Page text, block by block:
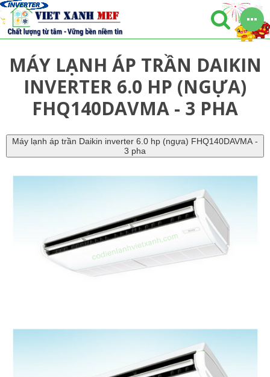
MÁY LẠNH ÁP TRẦN DAIKIN
INVERTER 6.0 HP (NGỰA)
FHQ140DAVMA - 3 PHA
Máy lạnh áp trần Daikin inverter 6.0 hp (ngựa) FHQ140DAVMA -
3 pha